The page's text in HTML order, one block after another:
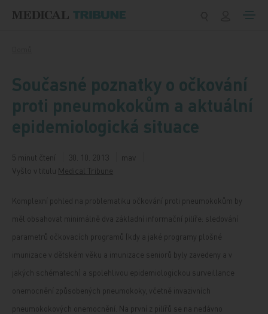
Současné poznatky o očkování
proti pneumokokům a aktuální
epidemiologická situace
5 minut čtení 30. 10. 2013
mav
Vyšlo v titulu Medical Tribune
Komplexní pohled na problematiku očkování proti pneumokokům by
měl obsahovat minimálně dva základní informační pilíře: sledování
parametrů očkovacích programů (kdy a jaké programy plošné
imunizace v dětském věku a imunizace seniorů byly zavedeny a v
jakých schématech) a spolehlivou epidemiologickou surveillance
onemocnění způsobených pneumokoky, včetně invazivních
pneumokokových onemocnění. Na první z pilířů se na nedávno